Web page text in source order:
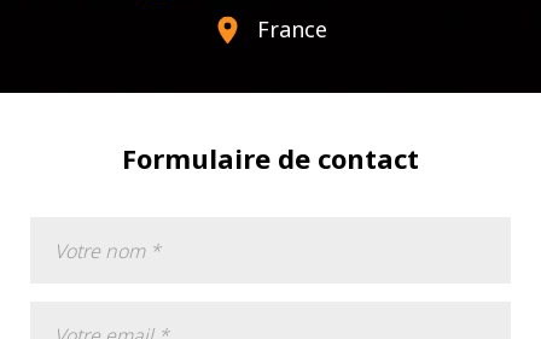
France
Formulaire de contact